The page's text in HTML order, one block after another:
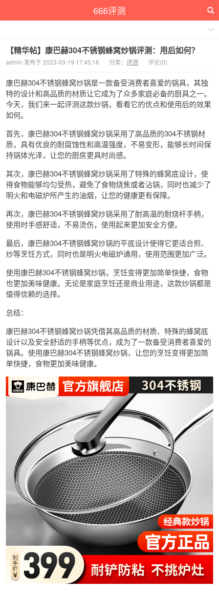
666评测
【精华帖】康巴赫304不锈钢蜂窝炒锅评测：用后如何？
admin 发布于 2023-03-19 17:45:16 分类： 评测 评论(0)
康巴赫304不锈钢蜂窝炒锅是一款备受消费者喜爱的锅具，其独
特的设计和高品质的材质让它成为了众多家庭必备的厨具之一。
今天，我们来一起评测这款炒锅，看看它的优点和使用后的效果
如何。
首先，康巴赫304不锈钢蜂窝炒锅采用了高品质的304不锈钢材
质，具有优良的耐腐蚀性和高温强度，不易变形，能够长时间保
持锅体光泽，让您的厨房更具时尚感。
其次，康巴赫304不锈钢蜂窝炒锅采用了特殊的蜂窝底设计，使
得食物能够均匀受热，避免了食物烧焦或者沾锅，同时也减少了
明火和电磁炉所产生的油烟，让您的健康更有保障。
再次，康巴赫304不锈钢蜂窝炒锅采用了耐高温的耐烧杆手柄，
使用时手感舒适，不易烫伤，使用起来更加安全方便。
最后，康巴赫304不锈钢蜂窝炒锅的平底设计使得它更适合煎、
炒等烹饪方式，同时也是明火电磁炉通用，使用范围更加广泛。
使用康巴赫304不锈钢蜂窝炒锅，烹饪变得更加简单快捷，食物
也更加美味健康。无论是家庭烹饪还是商业用途，这款炒锅都是
值得信赖的选择。
总结：
康巴赫304不锈钢蜂窝炒锅凭借其高品质的材质、特殊的蜂窝底
设计以及安全舒适的手柄等优点，成为了一款备受消费者喜爱的
锅具。使用康巴赫304不锈钢蜂窝炒锅，让您的烹饪变得更加简
单快捷，食物更加美味健康。